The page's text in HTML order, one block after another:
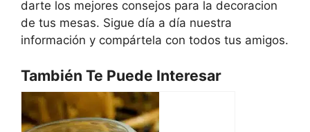
darte los mejores consejos para la decoracion
de tus mesas. Sigue día a día nuestra
información y compártela con todos tus amigos.
También Te Puede Interesar